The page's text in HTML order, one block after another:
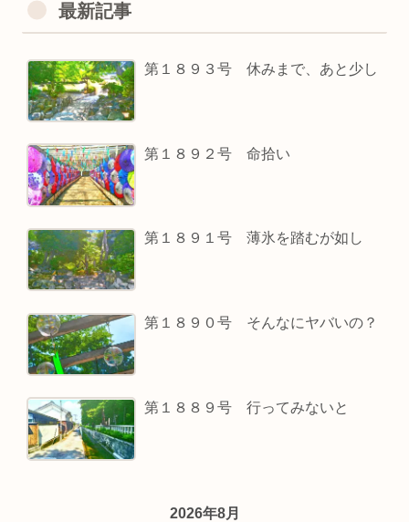
最新記事
第１８９３号 休みまで、あと少し
第１８９２号 命拾い
第１８９１号 薄氷を踏むが如し
第１８９０号 そんなにヤバいの？
第１８８９号 行ってみないと
2026年8月